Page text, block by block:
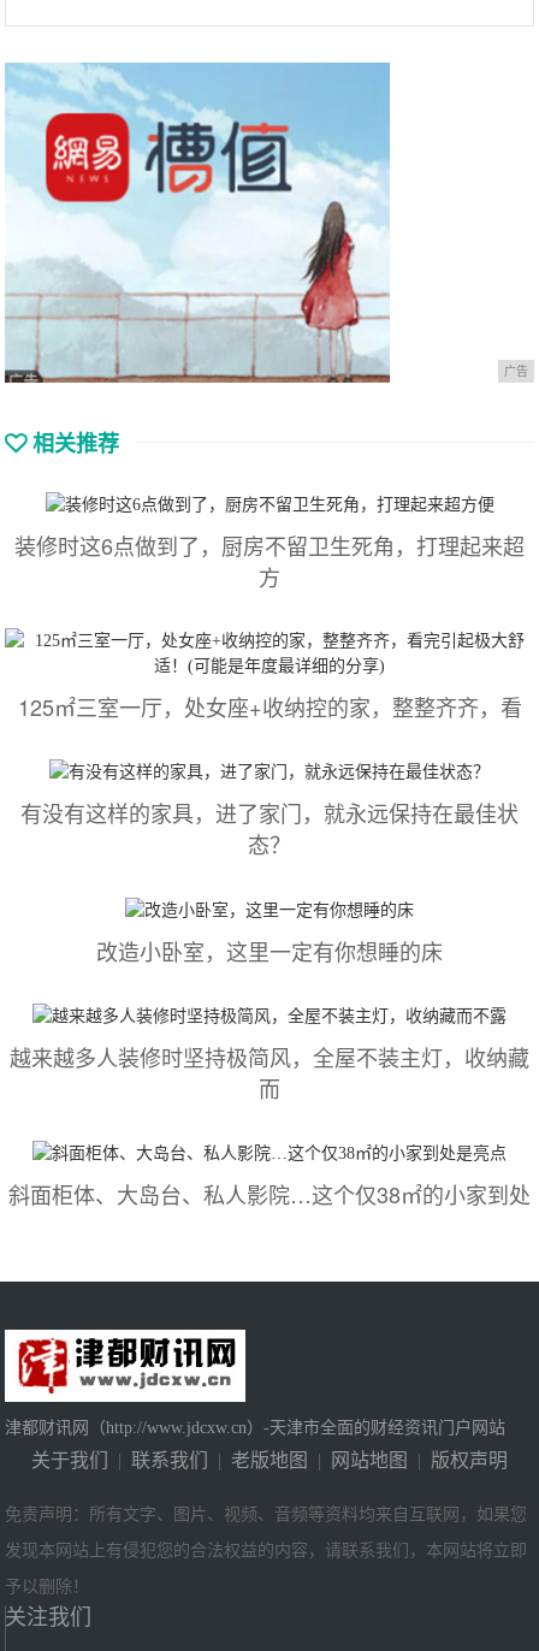
广告
相关推荐
装修时这6点做到了，厨房不留卫生死角，打理起来超
方
125㎡三室一厅，处女座+收纳控的家，整整齐齐，看
有没有这样的家具，进了家门，就永远保持在最佳状
态？
改造小卧室，这里一定有你想睡的床
越来越多人装修时坚持极简风，全屋不装主灯，收纳藏
而
斜面柜体、大岛台、私人影院…这个仅38㎡的小家到处
津都财讯网（http://www.jdcxw.cn）-天津市全面的财经资讯门户网站
关于我们 | 联系我们 | 老版地图 | 网站地图 | 版权声明
免责声明：所有文字、图片、视频、音频等资料均来自互联网，如果您
发现本网站上有侵犯您的合法权益的内容，请联系我们，本网站将立即
予以删除！
关注我们